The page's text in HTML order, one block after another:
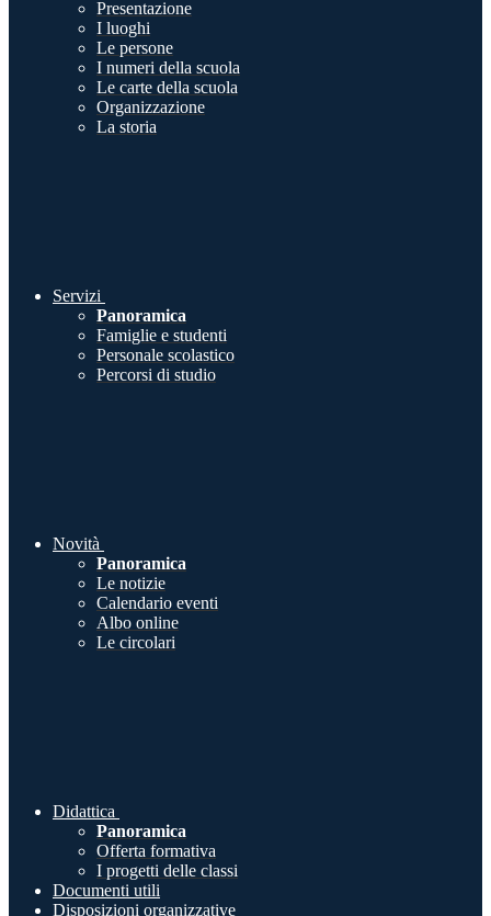
Presentazione
I luoghi
Le persone
I numeri della scuola
Le carte della scuola
Organizzazione
La storia
Servizi
Panoramica
Famiglie e studenti
Personale scolastico
Percorsi di studio
Novità
Panoramica
Le notizie
Calendario eventi
Albo online
Le circolari
Didattica
Panoramica
Offerta formativa
I progetti delle classi
Documenti utili
Disposizioni organizzative